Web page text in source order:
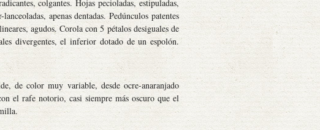
colgantes. Hojas pecioladas, estipuladas,
apenas dentadas. Pedúnculos patentes
agudos. Corola con 5 pétalos desiguales de
divergentes, el inferior dotado de un espolón.
de color muy variable, desde ocre-anaranjado
el rafe notorio, casi siempre más oscuro que el